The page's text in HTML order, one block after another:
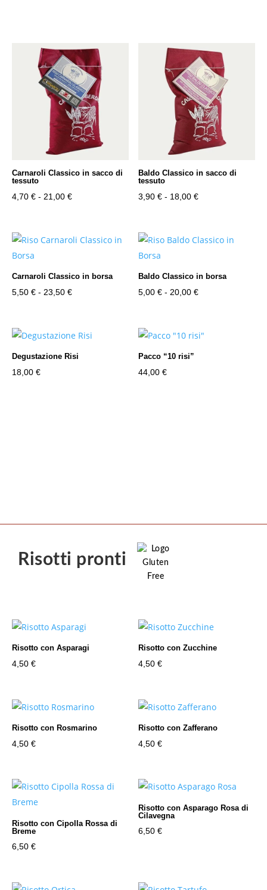
Carnaroli Classico in sacco di
tessuto
4,70 € - 21,00 €Fascia
da
a
21,00 €
Baldo Classico in sacco di
tessuto
3,90€ - 18,00€Fascia
da
a
18,00 €
Carnaroli Classico in borsa
5,50 € - 23,50 €Fascia
da
5,50 €
Baldo Classico in borsa
5,00€ - 20,00€Fascia
da
Degustazione Risi
18,00 €
Pacco “10 risi”
44,00€
Risotti pronti
Risotto con Asparagi
4,50 €
Risotto con Zucchine
4,50€
Risotto con Rosmarino
4,50 €
Risotto con Zafferano
4,50€
Risotto con Cipolla Rossa di
Breme
6,50 €
Risotto con Asparago Rosa di
Cilavegna
6,50€